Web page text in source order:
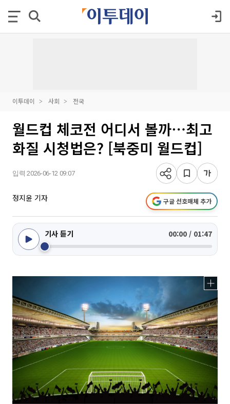
이투데이 사회 전국
월드컵 체코전 어디서 볼까⋯최고
화질 시청법은? [북중미 월드컵]
입력 2026-06-12 09:07
정지윤 기자 구글 선호매체 추가
기사 듣기 00:00 / 01:47